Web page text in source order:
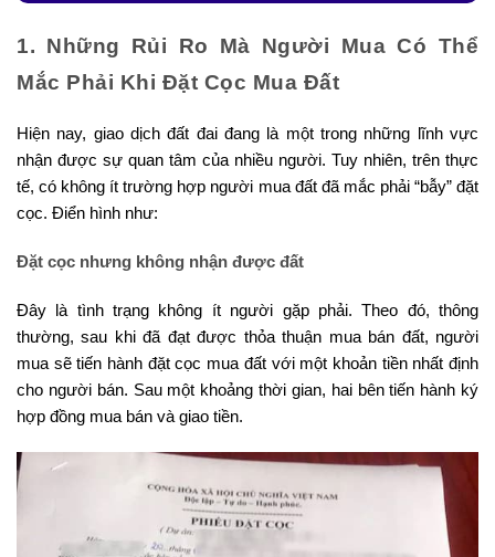
1. Những Rủi Ro Mà Người Mua Có Thể
Mắc Phải Khi Đặt Cọc Mua Đất
Hiện nay, giao dịch đất đai đang là một trong những lĩnh vực
nhận được sự quan tâm của nhiều người. Tuy nhiên, trên thực
tế, có không ít trường hợp người mua đất đã mắc phải “bẫy” đặt
cọc. Điển hình như:
Đặt cọc nhưng không nhận được đất
Đây là tình trạng không ít người gặp phải. Theo đó, thông
thường, sau khi đã đạt được thỏa thuận mua bán đất, người
mua sẽ tiến hành đặt cọc mua đất với một khoản tiền nhất định
cho người bán. Sau một khoảng thời gian, hai bên tiến hành ký
hợp đồng mua bán và giao tiền.